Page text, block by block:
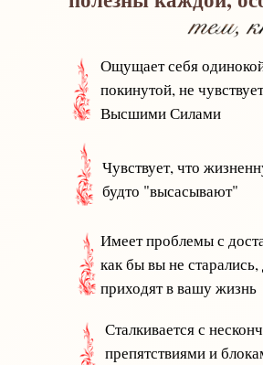
Чувствует, что
будто "высасывают"
Ощущает себя
покинутой, не
Высшими Силами
Имеет проблемы с
как бы вы не старались,
приходят в вашу жизнь
Сталкивается с
препятствиями и